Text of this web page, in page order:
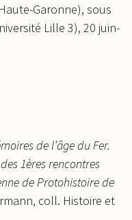
Garonne), sous
Lille 3), 20 juin-
de l’âge du Fer.
1ères rencontres
de Protohistoire de
coll. Histoire et